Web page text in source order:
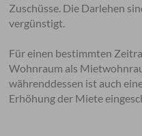
Zuschüsse. Die Darlehen
vergünstigt.
Für einen bestimmten
Wohnraum als
währenddessen ist auch
Erhöhung der Miete